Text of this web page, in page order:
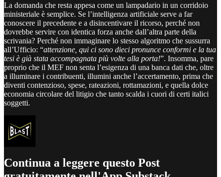
La domanda che resta appesa come un lampadario in un corridoio
ministeriale è semplice. Se l’intelligenza artificiale serve a far
conoscere il precedente e a disincentivare il ricorso, perché non
dovrebbe servire con identica forza anche dall’altra parte della
scrivania? Perché non immaginare lo stesso algoritmo che sussurra
all’Ufficio: “attenzione, qui ci sono dieci pronunce conformi e la tua
tesi è già stata accompagnata più volte alla porta!”. Insomma, pare
proprio che il MEF non senta l’esigenza di una banca dati che, oltre
a illuminare i contribuenti, illumini anche l’accertamento, prima che
diventi contenzioso, spese, rateazioni, rottamazioni, e quella dolce
economia circolare del litigio che tanto scalda i cuori di certi italici
soggetti.
Continua a leggere questo Post